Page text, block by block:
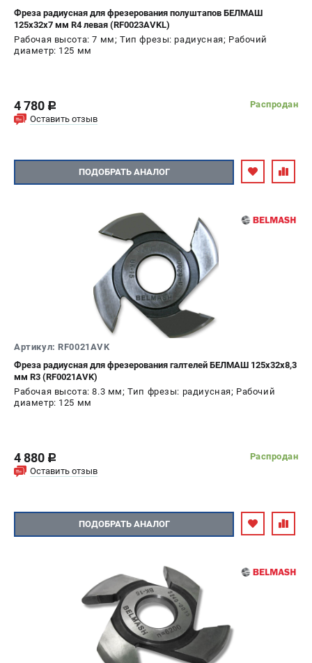
Фреза радиусная для фрезерования полуштапов БЕЛМАШ
125х32х7 мм R4 левая (RF0023AVKL)
Рабочая высота: 7 мм; Тип фрезы: радиусная; Рабочий
диаметр: 125 мм
4 780 c
Распродан
Оставить отзыв
ПОДОБРАТЬ АНАЛОГ
Артикул: RF0021AVK
Фреза радиусная для фрезерования галтелей БЕЛМАШ 125х32х8,3
мм R3 (RF0021AVK)
Рабочая высота: 8.3 мм; Тип фрезы: радиусная; Рабочий
диаметр: 125 мм
4 880 c
Распродан
Оставить отзыв
ПОДОБРАТЬ АНАЛОГ